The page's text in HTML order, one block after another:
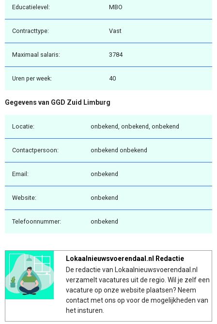
Educatielevel: MBO
Contracttype: Vast
Maximaal salaris: 3784
Uren per week: 40
Gegevens van GGD Zuid Limburg
Locatie: onbekend, onbekend, onbekend
Contactpersoon: onbekend onbekend
Email: onbekend
Website: onbekend
Telefoonnummer: onbekend
Lokaalnieuwsvoerendaal.nl Redactie
De redactie van Lokaalnieuwsvoerendaal.nl
verzamelt vacatures uit de regio. Wil je zelf een
vacature op onze website plaatsen? Neem
contact met ons op voor de mogelijkheden van
het insturen.